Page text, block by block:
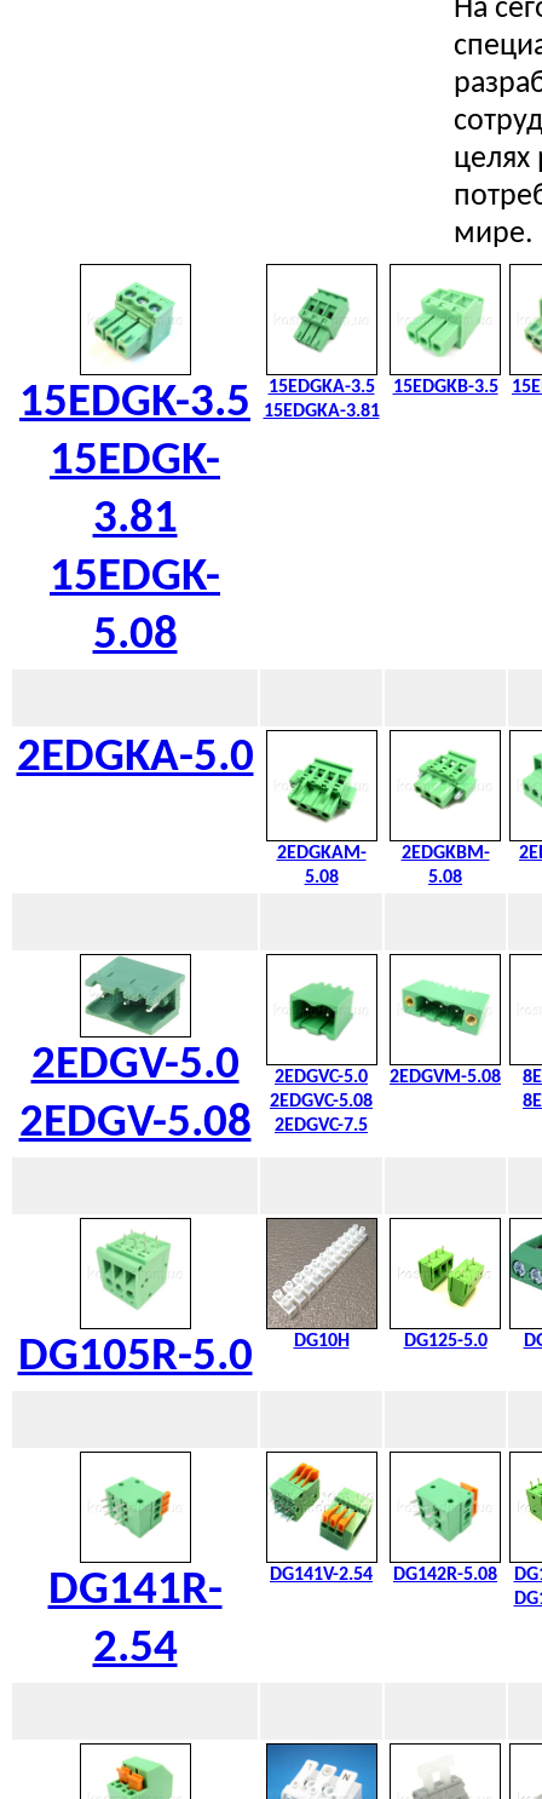
На
целях
мире.
15EDGK-3.5
15EDGK-
3.81
15EDGK-
5.08
15EDGKA-3.5
15EDGKA-3.81
15EDGKB-3.5
2EDGKA-5.0
2EDGKAM-
5.08
2EDGKBM-
5.08
2EDGV-5.0
2EDGV-5.08
2EDGVC-5.0
2EDGVC-5.08
2EDGVC-7.5
2EDGVM-5.08
DG105R-5.0 DG10H DG125-5.0
DG141R-
2.54
DG141V-2.54 DG142R-5.08